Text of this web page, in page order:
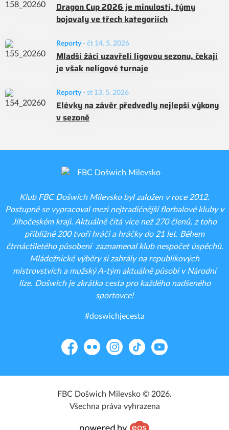
Dragon Cup 2026 je minulostí, týmy
bojovaly ve třech kategoriích
Reporty - čt 14. 5. 2026
Mladší žáci uzavřeli ligovou sezonu, čekají
je však neligové turnaje
Reporty - st 13. 5. 2026
Elévky na závěr předvedly nejlepší výkony
v sezoně
Klub FBC Došwich Milevsko byl založen v roce 2012.
Postupně se vypracoval mezi nejtradičnější florbalové kluby v
Jihočeském kraji. Aktuálně čítá více než 270 členů, z toho
přibližně 200 tvoří hráči a hráčky do 21 let. Během
čtrnáctiletého působení zaznamenal klub nespočet úspěchů.
Mládežnické výběry si zahrály na republikových
mistrovstvích a mužský A-tým aktuálně působí v Národní
lize. Došwich je zkrátka cesta pro každého nadšeného
sportovce!
#doswichjecesta
FacebookFlickr Instagram
TikTok YouTube
FBC Došwich Milevsko © 2026.
Všechna práva vyhrazena